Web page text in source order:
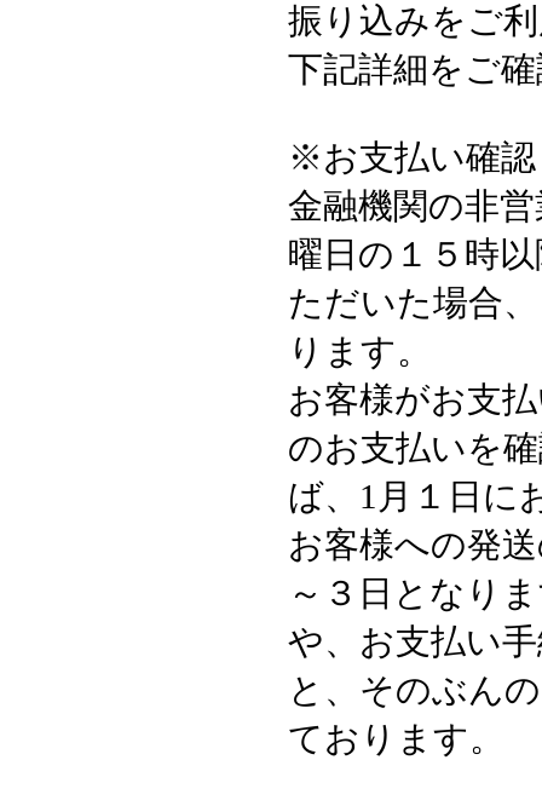
振り込みをご
下記詳細をご
※お支払い確
金融機関の非
曜日の１５時
ただいた場合
ります。
お客様がお支
のお支払いを
ば、1月１日に
お客様への発
～３日となり
や、お支払い
と、そのぶん
ております。